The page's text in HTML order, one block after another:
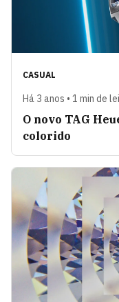
CASUAL
Há 3 anos • 1 min de
O novo TAG
colorido